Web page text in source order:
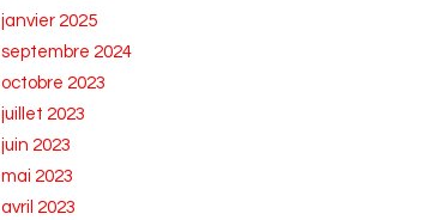
janvier 2025
septembre 2024
octobre 2023
juillet 2023
juin 2023
mai 2023
avril 2023